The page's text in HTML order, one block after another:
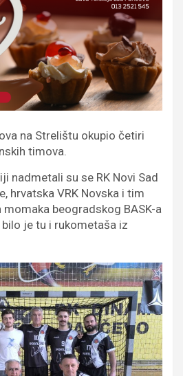
na Strelištu okupio četiri
timova.
nadmetali su se RK Novi Sad
hrvatska VRK Novska i tim
beogradskog BASK-a
je tu i rukometaša iz